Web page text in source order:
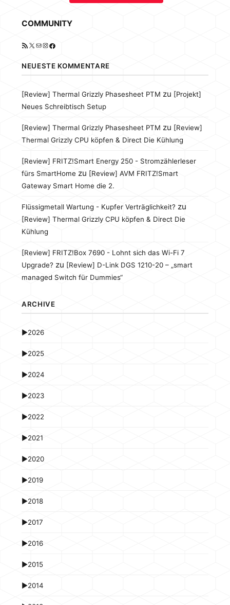
COMMUNITY
RSS-Feed
X E-MailInstagram
Facebook
NEUESTE KOMMENTARE
[Review] Thermal Grizzly Phasesheet PTM zu [Projekt]
Neues Schreibtisch Setup
[Review] Thermal Grizzly Phasesheet PTM zu [Review]
Thermal Grizzly CPU köpfen & Direct Die Kühlung
[Review] FRITZ!Smart Energy 250 - Stromzählerleser
fürs SmartHome zu [Review] AVM FRITZ!Smart
Gateway Smart Home die 2.
Flüssigmetall Wartung - Kupfer Verträglichkeit? zu
[Review] Thermal Grizzly CPU köpfen & Direct Die
Kühlung
[Review] FRITZ!Box 7690 - Lohnt sich das Wi-Fi 7
Upgrade? zu [Review] D-Link DGS 1210-20 – „smart
managed Switch für Dummies“
ARCHIVE
►2026
►2025
►2024
►2023
►2022
►2021
►2020
►2019
►2018
►2017
►2016
►2015
►2014